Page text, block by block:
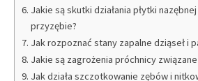
Jakie są skutki działania płytki nazębnej
przyzębie?
Jak rozpoznać stany zapalne dziąseł i
Jakie są zagrożenia próchnicy związane
Jak działa szczotkowanie zębów i